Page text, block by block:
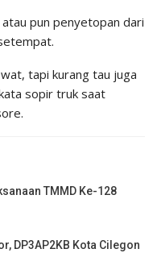
pun penyetopan dari
tapi kurang tau juga
sopir truk saat
TMMD Ke-128
DP3AP2KB Kota Cilegon